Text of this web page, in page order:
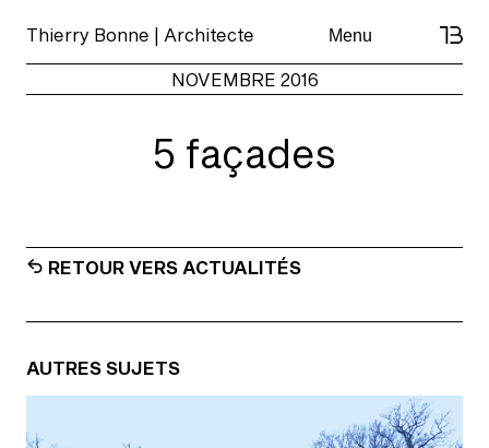
content
Thierry Bonne | Architecte Menu
NOVEMBRE 2016
5 façades
RETOUR VERS ACTUALITÉS
AUTRES SUJETS